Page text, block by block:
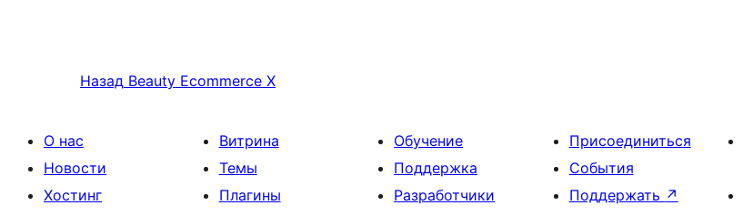
Назад Beauty Ecommerce X
О нас
Новости
Хостинг
Витрина
Темы
Плагины
Обучение
Поддержка
Разработчики
Присоединиться
События
Поддержать ↗